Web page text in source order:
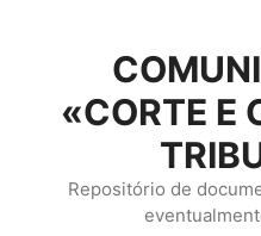
conteúdo«CORTE E
Repositório de